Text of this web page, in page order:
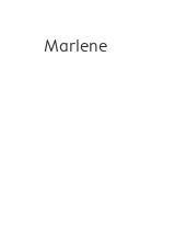
Marlene